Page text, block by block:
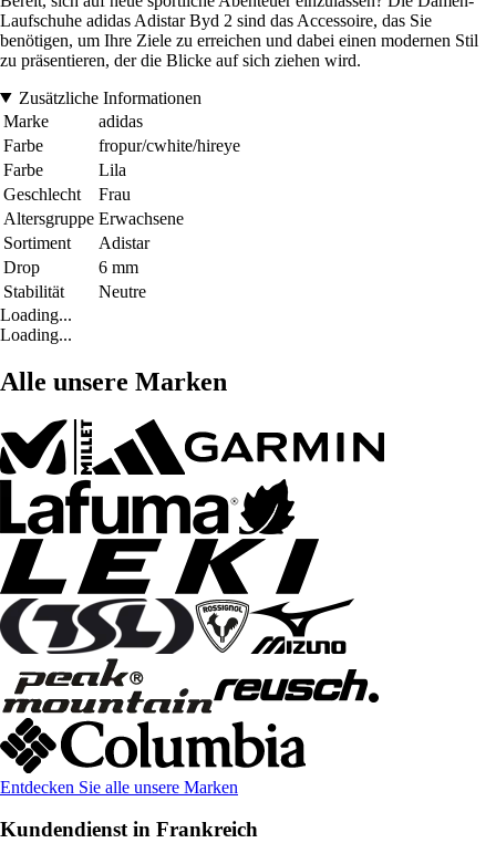
Laufschuhe adidas Adistar Byd 2 sind das Accessoire, das Sie
benötigen, um Ihre Ziele zu erreichen und dabei einen modernen Stil
zu präsentieren, der die Blicke auf sich ziehen wird.
Zusätzliche Informationen
Marke
adidas
Farbe
fropur/cwhite/hireye
Farbe
Lila
Geschlecht
Frau
Altersgruppe Erwachsene
Sortiment
Adistar
Drop
6 mm
Stabilität
Neutre
Loading...
Loading...
Alle unsere Marken
Entdecken Sie alle unsere Marken
Kundendienst in Frankreich